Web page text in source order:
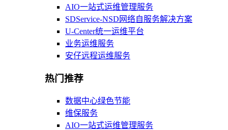
AIO一站式运维管理服务
SDService-NSD网络自服务解决方案
U-Center统一运维平台
业务运维服务
安仔远程运维服务
热门推荐
数据中心绿色节能
维保服务
AIO一站式运维管理服务